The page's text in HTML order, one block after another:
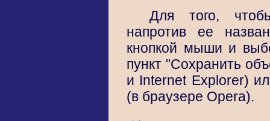
Для того,
напротив ее
кнопкой мыши и
пункт "Сохранить
и Internet Explorer)
(в браузере Opera).